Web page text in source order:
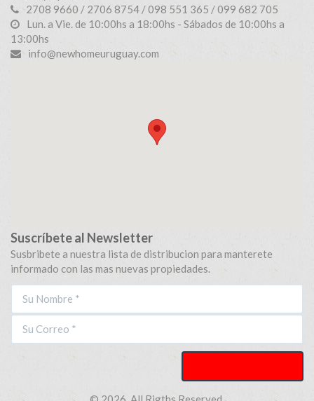
2708 9660 / 2706 8754 / 098 551 365 / 099 682 705
Lun. a Vie. de 10:00hs a 18:00hs - Sábados de 10:00hs a
13:00hs
info@newhomeuruguay.com
Suscríbete al Newsletter
Susbribete a nuestra lista de distribucion para manterete
informado con las mas nuevas propiedades.